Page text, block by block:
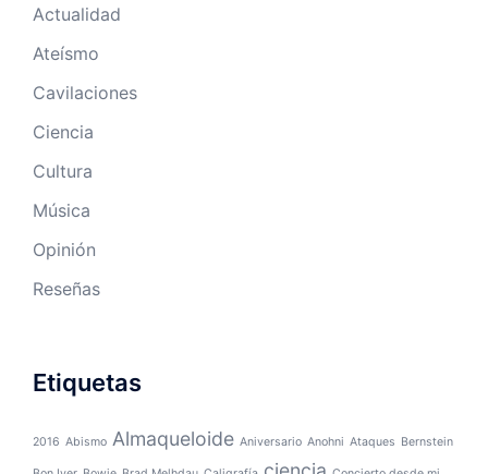
Actualidad
Ateísmo
Cavilaciones
Ciencia
Cultura
Música
Opinión
Reseñas
Etiquetas
2016 Abismo Almaqueloide Aniversario Anohni Ataques Bernstein